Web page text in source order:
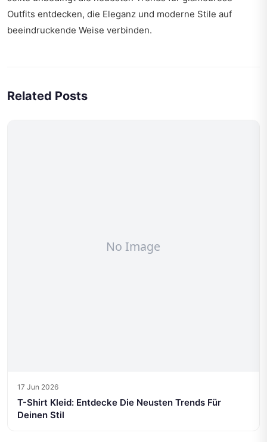
Outfits entdecken, die Eleganz und moderne Stile auf
beeindruckende Weise verbinden.
Related Posts
17 Jun 2026
T-Shirt Kleid: Entdecke Die Neusten Trends Für
Deinen Stil